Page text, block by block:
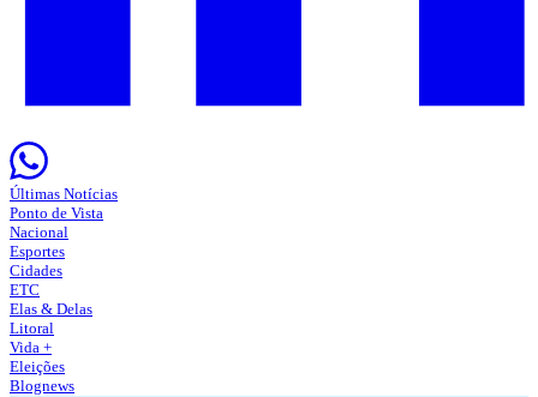
Últimas Notícias
Ponto de Vista
Nacional
Esportes
Cidades
ETC
Elas & Delas
Litoral
Vida +
Eleições
Blognews